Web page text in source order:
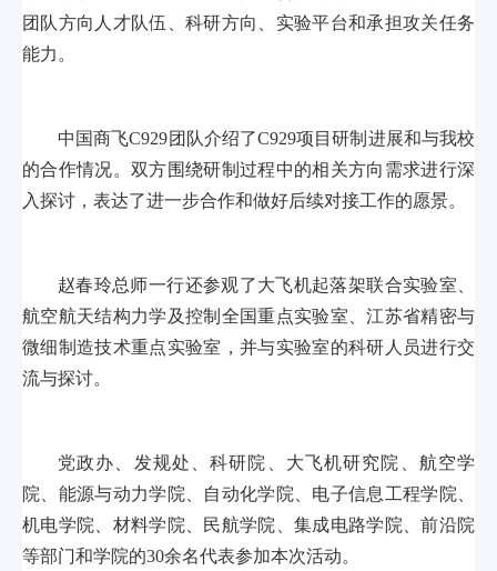
团队方向人才队伍、科研方向、实验平台和承担攻关任务
能力。
中国商飞C929团队介绍了C929项目研制进展和与我校
的合作情况。双方围绕研制过程中的相关方向需求进行深
入探讨，表达了进一步合作和做好后续对接工作的愿景。
赵春玲总师一行还参观了大飞机起落架联合实验室、
航空航天结构力学及控制全国重点实验室、江苏省精密与
微细制造技术重点实验室，并与实验室的科研人员进行交
流与探讨。
党政办、发规处、科研院、大飞机研究院、航空学
院、能源与动力学院、自动化学院、电子信息工程学院、
机电学院、材料学院、民航学院、集成电路学院、前沿院
等部门和学院的30余名代表参加本次活动。